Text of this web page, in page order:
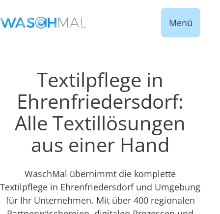
Menü
Textilpflege in
Ehrenfriedersdorf:
Alle Textillösungen
aus einer Hand
WaschMal übernimmt die komplette
Textilpflege in Ehrenfriedersdorf und Umgebung
für Ihr Unternehmen. Mit über 400 regionalen